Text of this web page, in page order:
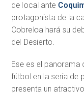
de local ante
protagonista de la
Cobreloa hará su
del Desierto.
Ese es el panorama
fútbol en la seria de
presenta un